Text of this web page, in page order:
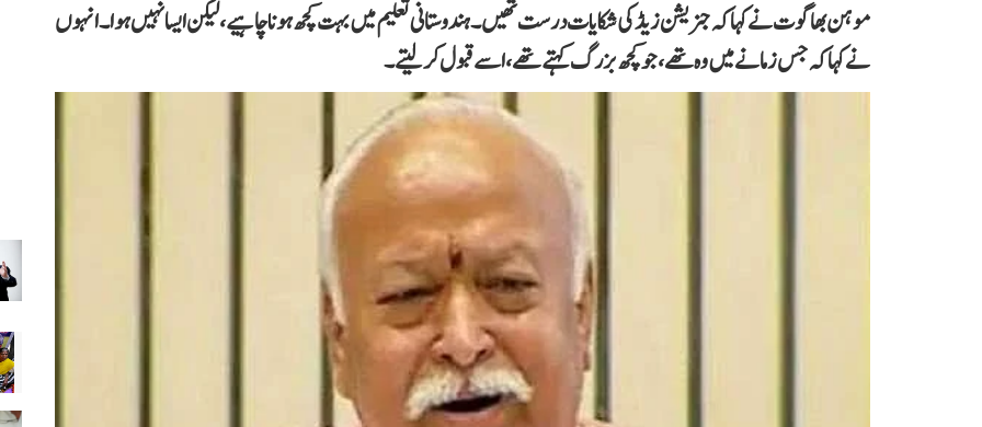
موہن بھاگوت نے کہاکہ جنریشن زیڈ کی شکایات درست تھیں۔ ہندوستانی تعلیم میں بہت کچھ ہونا چاہیے، لیکن ایسا نہیں ہوا۔انہوں
نے کہا کہ جس زمانے میں وہ تھے،جو کچھ بزرگ کہتے تھے، اسے قبول کر لیتے۔